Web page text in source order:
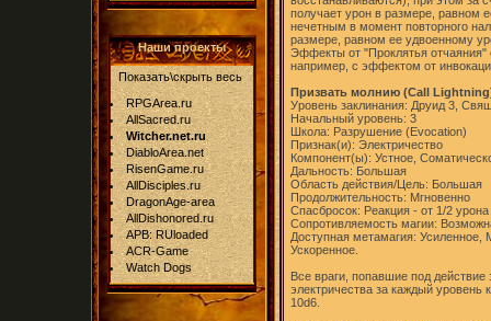
Наши проекты
Показать\скрыть весь
RPGArea.ru
AllSacred.ru
Witcher.net.ru
DiabloArea.net
RisenGame.ru
AllDisciples.ru
DragonAge-area
AllDishonored.ru
APB: RUloaded
ACR-Game
Watch Dogs
получает урон в размере, равном
нечетным в момент повторного
размере, равном ее удвоенному
Эффекты от "Проклятья
например, с эффектом от
Призвать молнию (Call
Уровень заклинания: Друид 3,
Начальный уровень: 3
Школа: Разрушение (Evocation)
Признак(и): Электричество
Компонент(ы): Устное,
Дальность: Большая
Область действия/Цель: Большая
Продолжительность: Мгновенно
Спасбросок: Реакция - от 1/2 урона
Сопротивляемость магии:
Доступная метамагия:
Ускоренное.
Все враги, попавшие под действие
электричества за каждый уровень
10d6.